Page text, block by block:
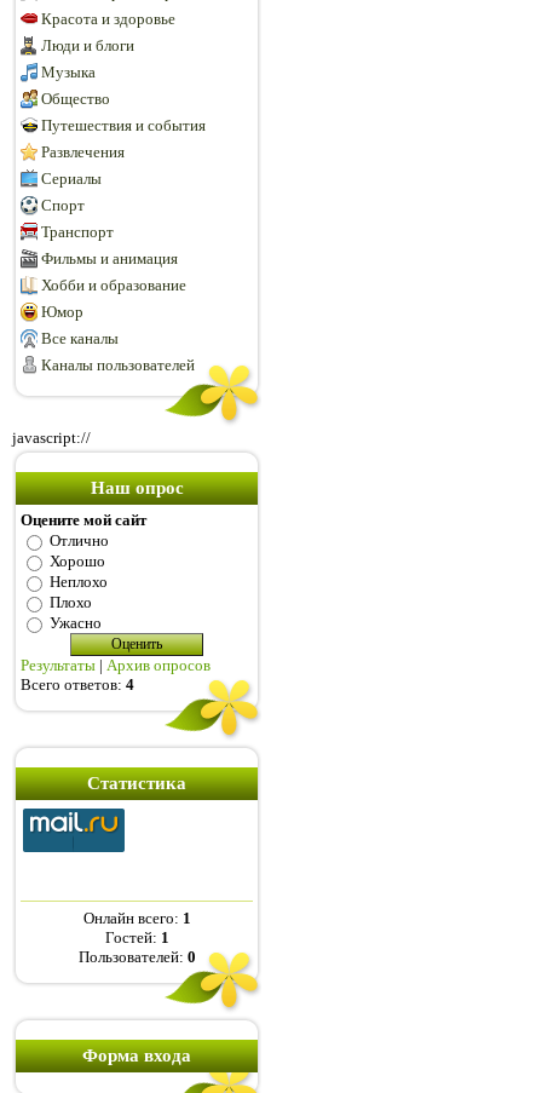
Красота и здоровье
Люди и блоги
Музыка
Общество
Путешествия и события
Развлечения
Сериалы
Спорт
Транспорт
Фильмы и анимация
Хобби и образование
Юмор
Все каналы
Каналы пользователей
javascript://
Наш опрос
Оцените мой сайт
Отлично
Хорошо
Неплохо
Плохо
Ужасно
Результаты | Архив опросов
Всего ответов: 4
Статистика
Онлайн всего: 1
Гостей: 1
Пользователей: 0
Форма входа